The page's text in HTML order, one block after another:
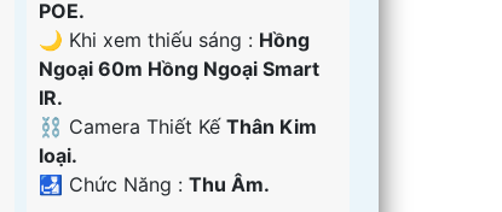
POE.
🌙 Khi xem thiếu sáng : Hồng
Ngoại 60m Hồng Ngoại Smart
IR.
⛓ Camera Thiết KếThân Kim
loại.
️🛃 Chức Năng :Thu Âm.